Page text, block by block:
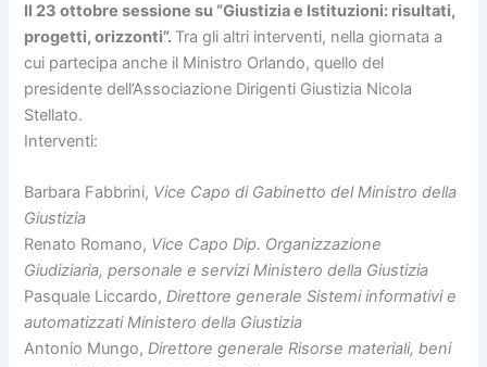
Il 23 ottobre sessione su “Giustizia e Istituzioni: risultati,
progetti, orizzonti”. Tra gli altri interventi, nella giornata a
cui partecipa anche il Ministro Orlando, quello del
presidente dell’Associazione Dirigenti Giustizia Nicola
Stellato.
Interventi:
Barbara Fabbrini, Vice Capo di Gabinetto del Ministro della
Giustizia
Renato Romano, Vice Capo Dip. Organizzazione
Giudiziaria, personale e servizi Ministero della Giustizia
Pasquale Liccardo,Direttore generale Sistemi informativi e
automatizzati Ministero della Giustizia
Antonio Mungo,Direttore generale Risorse materiali, beni